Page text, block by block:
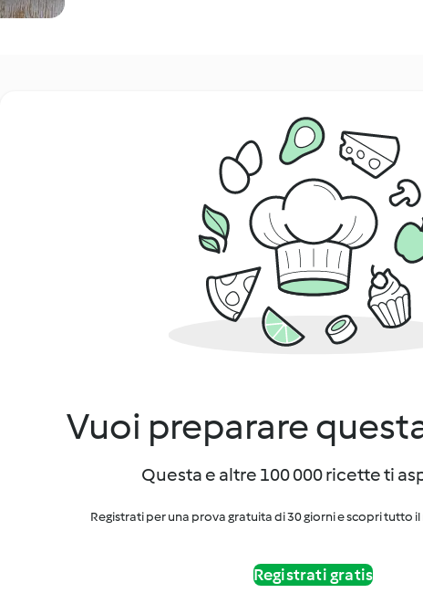
Vuoi preparare
Questa e altre 100 000 ricette ti
Registrati per una prova gratuita di 30 giorni e scopri tutto
Registrati gratis